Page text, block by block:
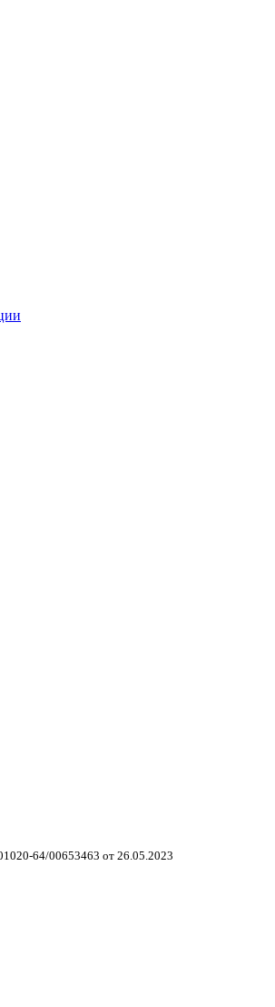
64/00653463 от 26.05.2023